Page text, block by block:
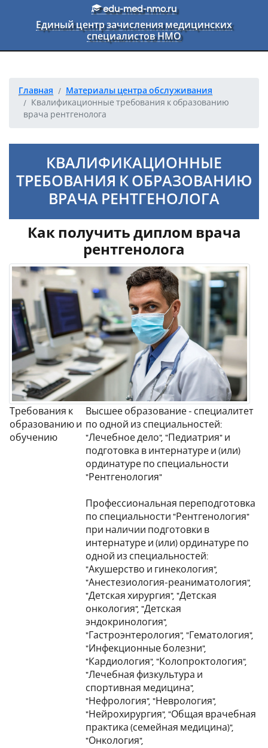
Перейти к основному текстуedu-med-nmo.ru
Единый центр зачисления медицинских
специалистов НМО
Главная
Материалы центра обслуживания
Квалификационные требования к образованию
врача рентгенолога
КВАЛИФИКАЦИОННЫЕ
ТРЕБОВАНИЯ К ОБРАЗОВАНИЮ
ВРАЧА РЕНТГЕНОЛОГА
Как получить диплом врача
рентгенолога
Требования к
образованию и
обучению
Высшее образование - специалитет
по одной из специальностей:
"Лечебное дело", "Педиатрия" и
подготовка в интернатуре и (или)
ординатуре по специальности
"Рентгенология"
Профессиональная переподготовка
по специальности "Рентгенология"
при наличии подготовки в
интернатуре и (или) ординатуре по
одной из специальностей:
"Акушерство и гинекология",
"Анестезиология-реаниматология",
"Детская хирургия", "Детская
онкология", "Детская
эндокринология",
"Гастроэнтерология", "Гематология",
"Инфекционные болезни",
"Кардиология", "Колопроктология",
"Лечебная физкультура и
спортивная медицина",
"Нефрология", "Неврология",
"Нейрохирургия", "Общая врачебная
практика (семейная медицина)",
"Онкология",